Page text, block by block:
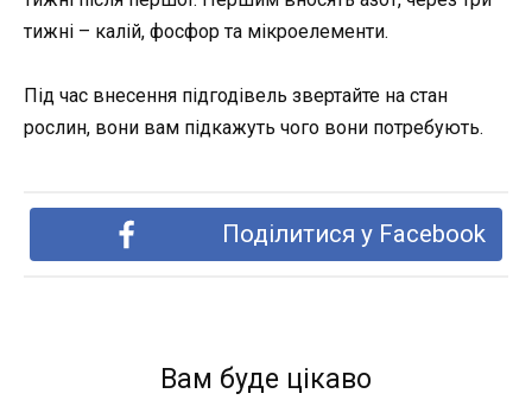
тижні – калій, фосфор та мікроелементи.
Під час внесення підгодівель звертайте на стан
рослин, вони вам підкажуть чого вони потребують.
Поділитися у Facebook
Вам буде цікаво